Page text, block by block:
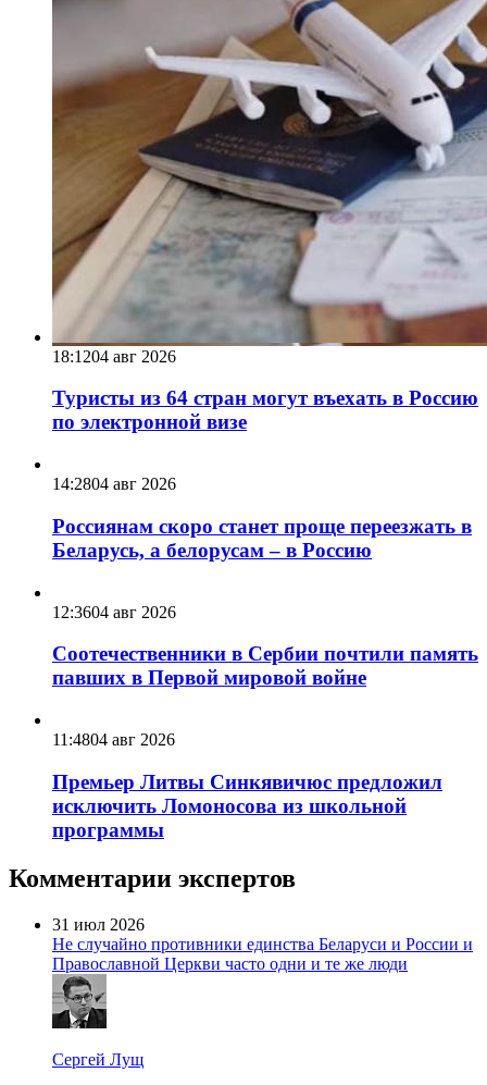
18:1204 авг 2026
Туристы из 64 стран могут въехать в Россию
по электронной визе
14:2804 авг 2026
Россиянам скоро станет проще переезжать в
Беларусь, а белорусам – в Россию
12:3604 авг 2026
Соотечественники в Сербии почтили память
павших в Первой мировой войне
11:4804 авг 2026
Премьер Литвы Синкявичюс предложил
исключить Ломоносова из школьной
программы
Комментарии экспертов
31 июл 2026
Не случайно противники единства Беларуси и России и
Православной Церкви часто одни и те же люди
Сергей Лущ